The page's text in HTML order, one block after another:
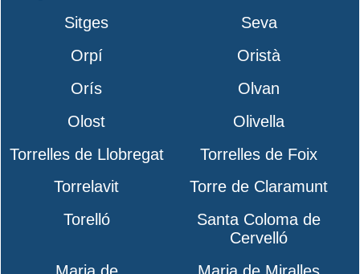
Sitges
Seva
Orpí
Oristà
Orís
Olvan
Olost
Olivella
Torrelles de Llobregat
Torrelles de Foix
Torrelavit
Torre de Claramunt
Torelló
Santa Coloma de
Cervelló